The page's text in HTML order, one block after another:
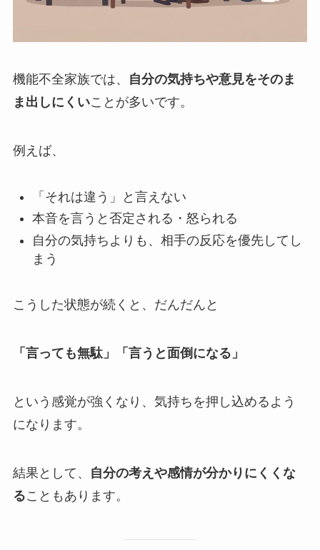
機能不全家族では、
自分の気持ちや意見をそのま
ま出しにくいことが多いです。
例えば、
「それは違う」と言えない
本音を言うと否定される・怒られる
自分の気持ちよりも、相手の反応を優先してし
まう
こうした状態が続くと、だんだんと
「言っても無駄」「言うと面倒になる」
という感覚が強くなり、気持ちを押し込めるよう
になります。
結果として、
自分の考えや感情が分かりにくくな
ることもあります。